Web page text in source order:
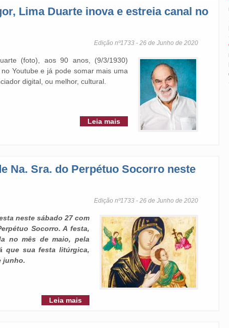
Lima Duarte inova e estreia canal no
Edição nº1733 - 26 de Junho de 2020
(foto), aos 90 anos, (9/3/1930)
Youtube e já pode somar mais uma
digital, ou melhor, cultural.
Leia mais
Na. Sra. do Perpétuo Socorro neste
Edição nº1733 - 26 de Junho de 2020
neste sábado 27 com
Socorro. A festa,
no mês de maio, pela
que sua festa litúrgica,
junho.
Leia mais